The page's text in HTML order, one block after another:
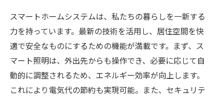
スマートホームシステムは、私たちの暮らしを一新する
力を持っています。最新の技術を活用し、居住空間を快
適で安全なものにするための機能が満載です。まず、ス
マート照明は、外出先からも操作でき、必要に応じて自
動的に調整されるため、エネルギー効率が向上します。
これにより電気代の節約も実現可能。また、セキュリテ